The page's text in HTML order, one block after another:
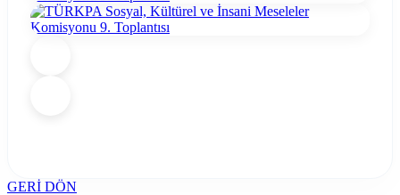
GERİ DÖN